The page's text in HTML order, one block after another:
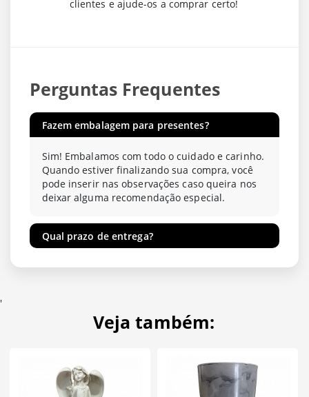
clientes e ajude-os a comprar certo!
Perguntas Frequentes
Fazem embalagem para presentes?
Sim! Embalamos com todo o cuidado e carinho.
Quando estiver finalizando sua compra, você
pode inserir nas observações caso queira nos
deixar alguma recomendação especial.
Qual prazo de entrega?
'
Veja também: